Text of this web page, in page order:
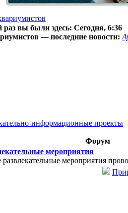
раз вы были здесь: Сегодня, 6:36
— последние новости:
информационные проекты
Форум
мероприятия
мероприятия